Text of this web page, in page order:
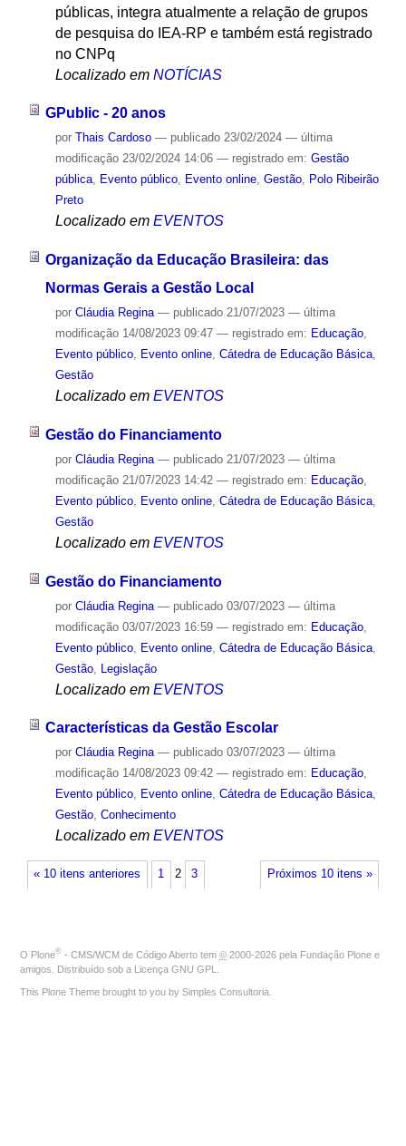
públicas, integra atualmente a relação de grupos
de pesquisa do IEA-RP e também está registrado
no CNPq
Localizado em NOTÍCIAS
GPublic - 20 anos
por Thais Cardoso — publicado23/02/2024 — última
modificação23/02/2024 14:06 — registrado em: Gestão
pública, Evento público, Evento online, Gestão, Polo Ribeirão
Preto
Localizado em EVENTOS
Organização da Educação Brasileira: das
Normas Gerais a Gestão Local
por Cláudia Regina — publicado21/07/2023 — última
modificação14/08/2023 09:47 — registrado em: Educação,
Evento público, Evento online, Cátedra de Educação Básica,
Gestão
Localizado em EVENTOS
Gestão do Financiamento
por Cláudia Regina — publicado21/07/2023 — última
modificação21/07/2023 14:42 — registrado em: Educação,
Evento público, Evento online, Cátedra de Educação Básica,
Gestão
Localizado em EVENTOS
Gestão do Financiamento
por Cláudia Regina — publicado03/07/2023 — última
modificação03/07/2023 16:59 — registrado em: Educação,
Evento público, Evento online, Cátedra de Educação Básica,
Gestão, Legislação
Localizado em EVENTOS
Características da Gestão Escolar
por Cláudia Regina — publicado03/07/2023 — última
modificação14/08/2023 09:42 — registrado em: Educação,
Evento público, Evento online, Cátedra de Educação Básica,
Gestão, Conhecimento
Localizado em EVENTOS
« 10 itens anteriores Próximos 10 itens »
1 2 3
O Plone® - CMS/WCM de Código Aberto tem © 2000-2026 pela Fundação Plone e
amigos. Distribuído sob a Licença GNU GPL
This Plone Theme brought to you by Simples Consultoria